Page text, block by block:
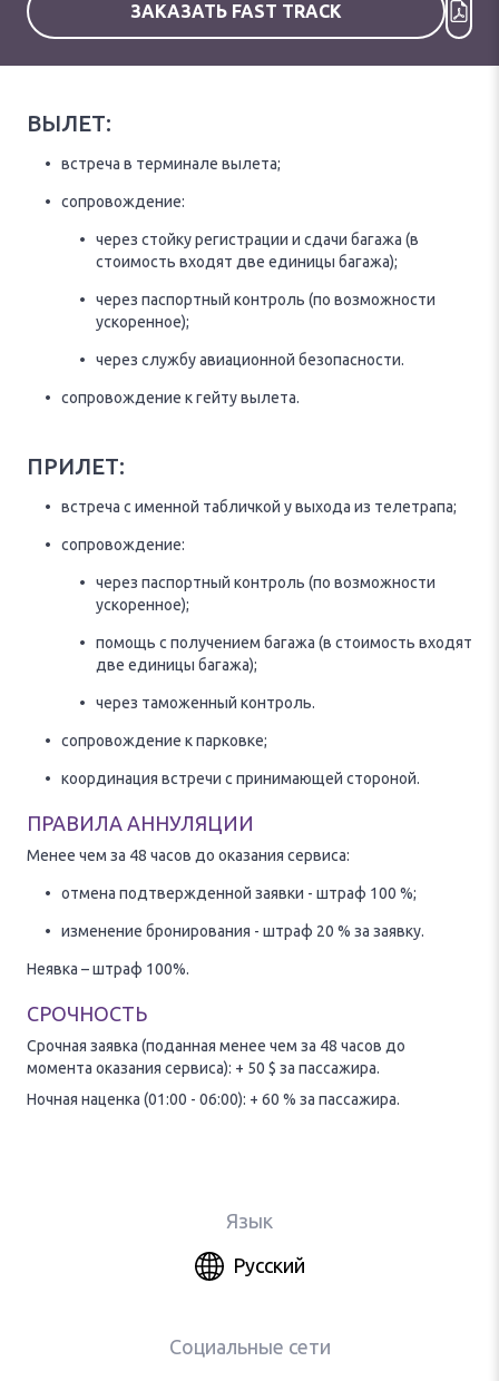
ЗАКАЗАТЬ FAST TRACK
ВЫЛЕТ:
встреча в терминале вылета;
сопровождение:
через стойку регистрации и сдачи багажа (в
стоимость входят две единицы багажа);
через паспортный контроль (по возможности
ускоренное);
через службу авиационной безопасности.
сопровождение к гейту вылета.
ПРИЛЕТ:
встреча с именной табличкой у выхода из телетрапа;
сопровождение:
через паспортный контроль (по возможности
ускоренное);
помощь с получением багажа (в стоимость входят
две единицы багажа);
через таможенный контроль.
сопровождение к парковке;
координация встречи с принимающей стороной.
ПРАВИЛА АННУЛЯЦИИ
Менее чем за 48 часов до оказания сервиса:
отмена подтвержденной заявки - штраф 100 %;
изменение бронирования - штраф 20 % за заявку.
Неявка – штраф 100%.
СРОЧНОСТЬ
Срочная заявка (поданная менее чем за 48 часов до
момента оказания сервиса): + 50 $ за пассажира.
Ночная наценка (01:00 - 06:00): + 60 % за пассажира.
Язык
Русский
Социальные сети